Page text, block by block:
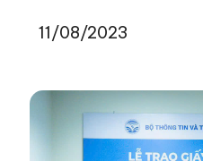
11/08/2023